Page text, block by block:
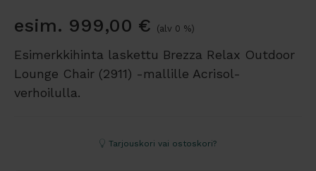
esim. 999,00 € (alv 0 %)
Esimerkkihinta laskettu Brezza Relax Outdoor
Lounge Chair (2911) -mallille Acrisol-
verhoilulla.
Tarjouskori vai ostoskori?